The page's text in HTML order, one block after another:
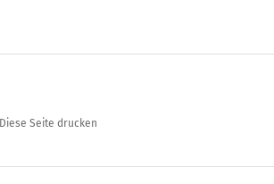
Diese Seite drucken